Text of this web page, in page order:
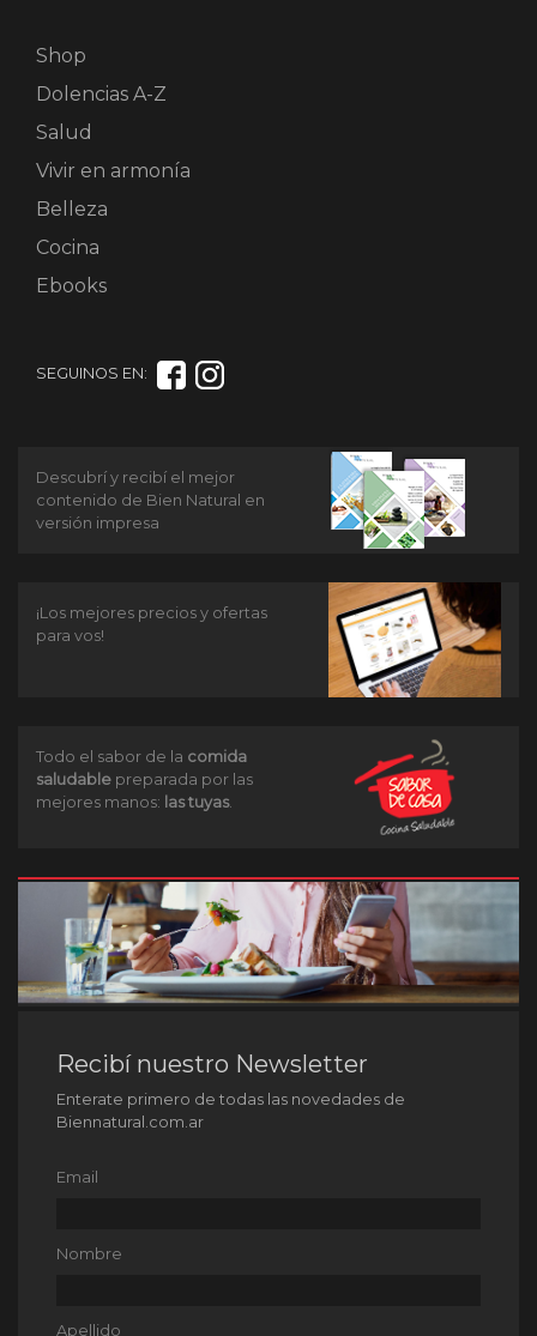
Shop
Dolencias A-Z
Salud
Vivir en armonía
Belleza
Cocina
Ebooks
SEGUINOS EN:
Descubrí y recibí el mejor
contenido de Bien Natural en
versión impresa
¡Los mejores precios y ofertas
para vos!
Todo el sabor de la comida
saludable preparada por las
mejores manos: las tuyas.
Recibí nuestro Newsletter
Enterate primero de todas las novedades de
Biennatural.com.ar
Email
Nombre
Apellido